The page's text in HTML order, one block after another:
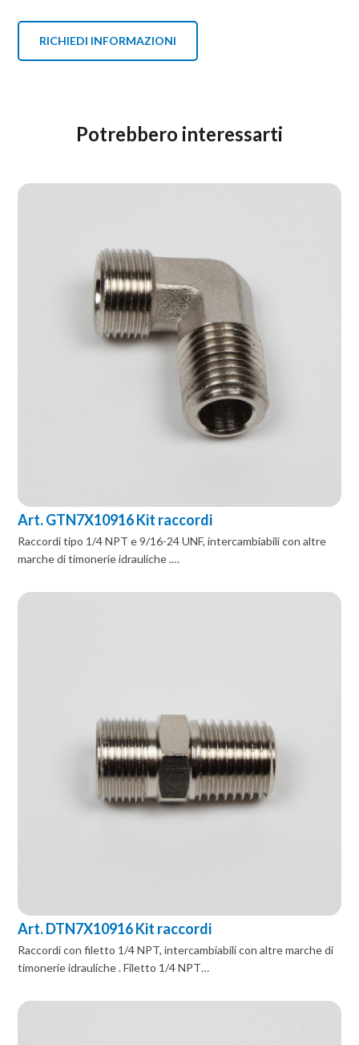
RICHIEDI INFORMAZIONI
Potrebbero interessarti
Art. GTN7X10916 Kit raccordi
Raccordi tipo 1/4 NPT e 9/16-24 UNF, intercambiabili con altre
marche di timonerie idrauliche .…
Art. DTN7X10916 Kit raccordi
Raccordi con filetto 1/4 NPT, intercambiabili con altre marche di
timonerie idrauliche . Filetto 1/4 NPT…